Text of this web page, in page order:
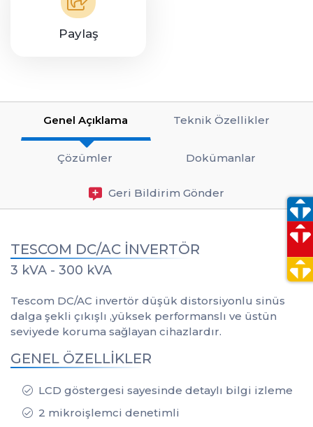
Paylaş
Genel Açıklama Teknik Özellikler
Çözümler Dokümanlar
Geri Bildirim Gönder
TESCOM DC/AC İNVERTÖR
3 kVA - 300 kVA
Tescom DC/AC invertör düşük distorsiyonlu sinüs
dalga şekli çıkışlı ,yüksek performanslı ve üstün
seviyede koruma sağlayan cihazlardır.
GENEL ÖZELLİKLER
LCD göstergesi sayesinde detaylı bilgi izleme
2 mikroişlemci denetimli